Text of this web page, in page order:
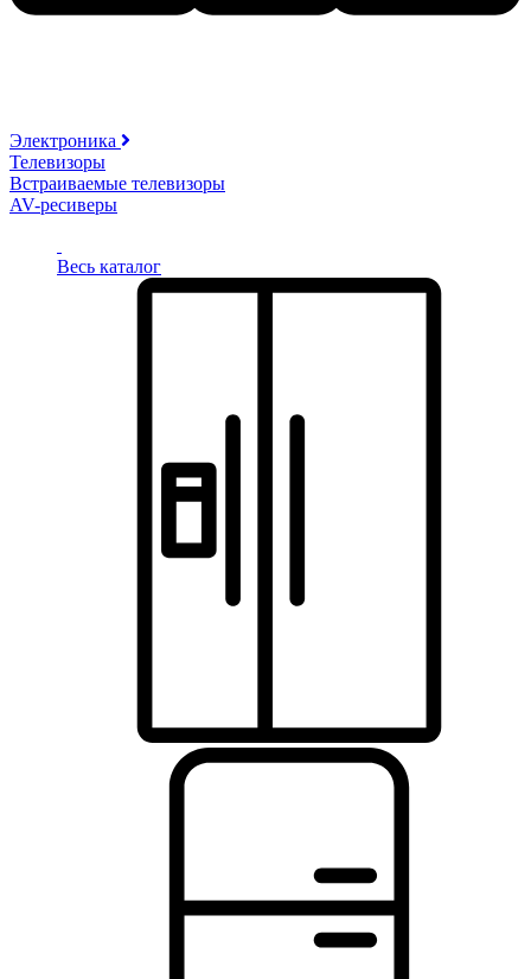
Электроника
Телевизоры
Встраиваемые телевизоры
AV-ресиверы
Весь каталог